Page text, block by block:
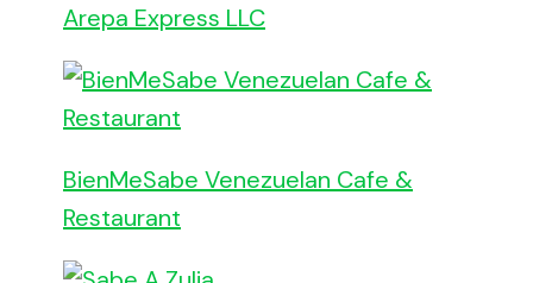
Arepa Express LLC
BienMeSabe Venezuelan Cafe &
Restaurant